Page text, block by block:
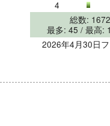
4
総数:
最多: 45 / 最高:
2026年4月30日